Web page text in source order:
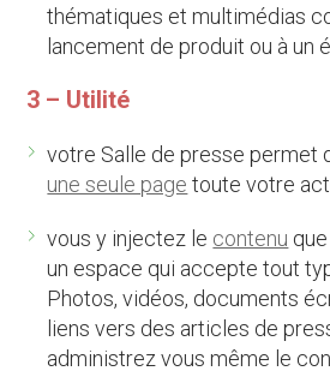
thématiques et multimédias
lancement de produit ou à un
3 – Utilité
votre Salle de presse permet
une seule page toute votre
vous y injectez le contenu
un espace qui accepte tout
Photos, vidéos, documents
liens vers des articles de
administrez vous même le